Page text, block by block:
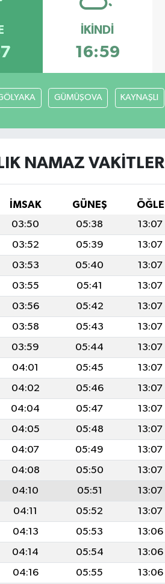
İKINDI
16:59
GÜMÜŞOVA KAYNAŞLI
NAMAZ VAKITLERI
İMSAK GÜNEŞ ÖĞLE
03:50 05:38 13:07
03:52 05:39 13:07
03:53 05:40 13:07
03:55 05:41 13:07
03:56 05:42 13:07
03:58 05:43 13:07
03:59 05:44 13:07
04:01 05:45 13:07
04:02 05:46 13:07
04:04 05:47 13:07
04:05 05:48 13:07
04:07 05:49 13:07
04:08 05:50 13:07
04:10 05:51 13:07
04:11 05:52 13:07
04:13 05:53 13:06
04:14 05:54 13:06
04:16 05:55 13:06